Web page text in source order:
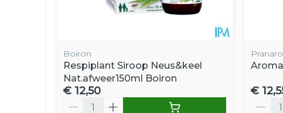
Boiron
Respiplant Siroop Neus&keel
Nat.afweer150ml Boiron
€ 12,50
Aantal
€
Aantal